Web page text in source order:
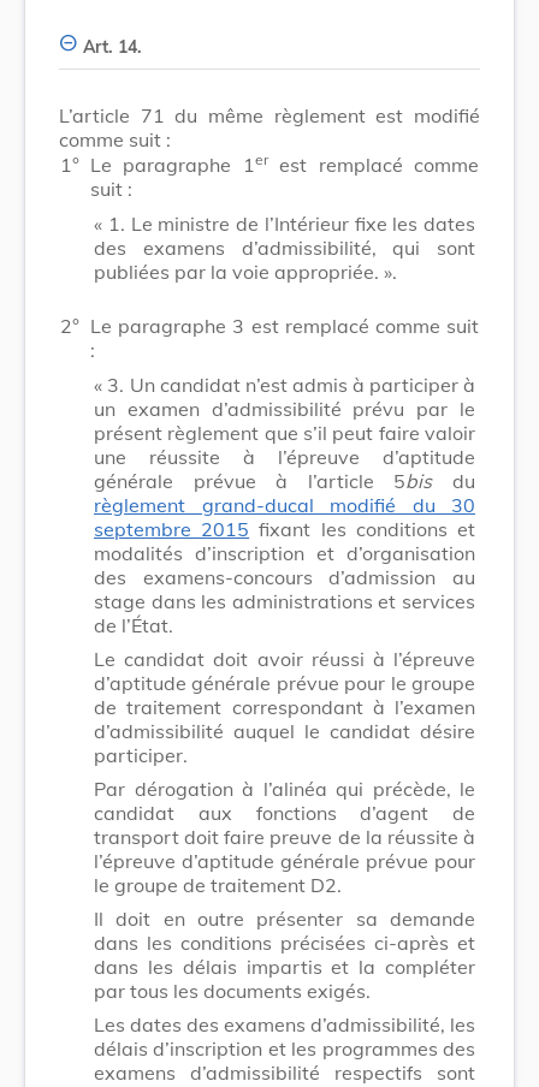
Art. 14.
L’article 71 du même règlement est modifié
comme suit :
1° Le paragraphe 1 erest remplacé comme
suit :
« 1. Le ministre de l’Intérieur fixe les dates
des examens d’admissibilité, qui sont
publiées par la voie appropriée. ».
2° Le paragraphe 3 est remplacé comme suit
:
« 3. Un candidat n’est admis à participer à
un examen d’admissibilité prévu par le
présent règlement que s’il peut faire valoir
une réussite à l’épreuve d’aptitude
générale prévue à l’article 5bisdu
règlement grand-ducal modifié du 30
septembre 2015 fixant les conditions et
modalités d’inscription et d’organisation
des examens-concours d’admission au
stage dans les administrations et services
de l’État.
Le candidat doit avoir réussi à l’épreuve
d’aptitude générale prévue pour le groupe
de traitement correspondant à l’examen
d’admissibilité auquel le candidat désire
participer.
Par dérogation à l’alinéa qui précède, le
candidat aux fonctions d’agent de
transport doit faire preuve de la réussite à
l’épreuve d’aptitude générale prévue pour
le groupe de traitement D2.
Il doit en outre présenter sa demande
dans les conditions précisées ci-après et
dans les délais impartis et la compléter
par tous les documents exigés.
Les dates des examens d’admissibilité, les
délais d’inscription et les programmes des
examens d’admissibilité respectifs sont